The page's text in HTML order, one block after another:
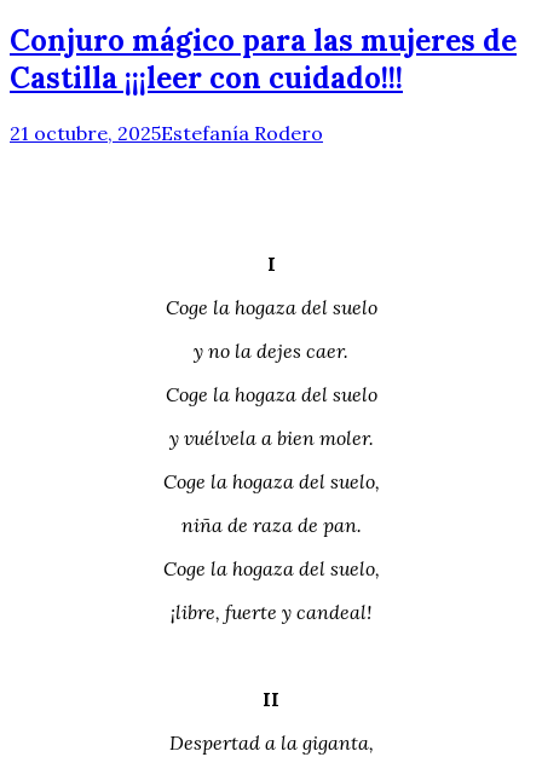
Conjuro mágico para las mujeres de
Castilla ¡¡¡leer con cuidado!!!
21 octubre, 2025Estefanía Rodero
I
Coge la hogaza del suelo
y no la dejes caer.
Coge la hogaza del suelo
y vuélvela a bien moler.
Coge la hogaza del suelo,
niña de raza de pan.
Coge la hogaza del suelo,
¡libre, fuerte y candeal!
II
Despertad a la giganta,